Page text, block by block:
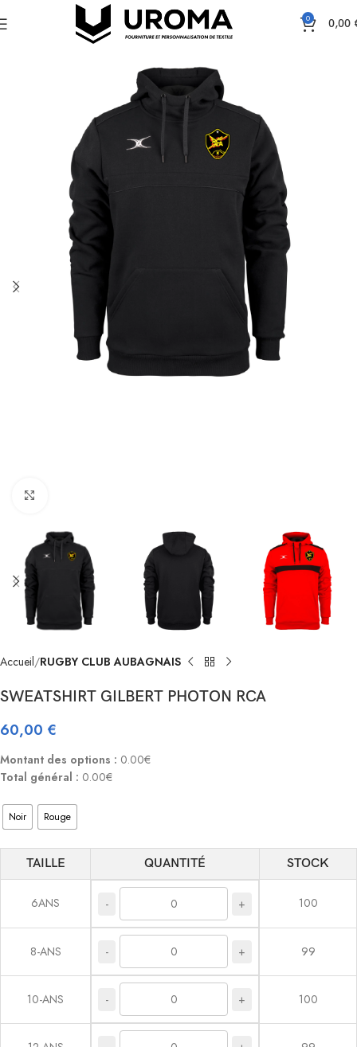
0 0,00
Accueil RUGBY CLUB AUBAGNAIS
SWEATSHIRT GILBERT PHOTON RCA
60,00 €
Montant des options : 0.00€
Total général : 0.00€
Noir Rouge
TAILLE QUANTITÉ STOCK
6ANS - + 100
8-ANS - + 99
10-ANS - + 100